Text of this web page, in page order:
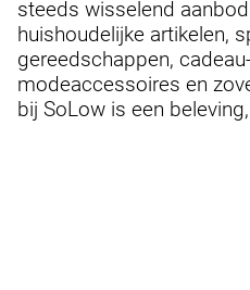
steeds wisselend
huishoudelijke artikelen,
gereedschappen,
modeaccessoires en
bij SoLow is een